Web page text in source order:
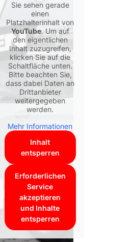
Sie sehen gerade
einen
Platzhalterinhalt von
YouTube. Um auf
den eigentlichen
Inhalt zuzugreifen,
klicken Sie auf die
Schaltfläche unten.
Bitte beachten Sie,
dass dabei Daten an
Drittanbieter
weitergegeben
werden.
Mehr Informationen
Inhalt
entsperren
Erforderlichen
Service
akzeptieren
und Inhalte
entsperren